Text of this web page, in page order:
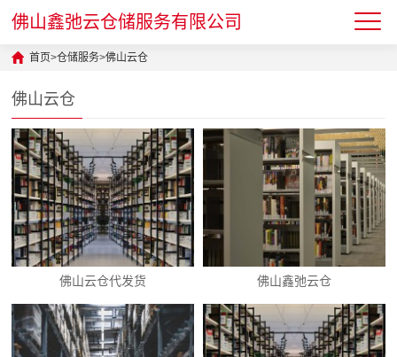
佛山鑫弛云仓储服务有限公司
首页>仓储服务>佛山云仓
佛山云仓
佛山云仓代发货 佛山鑫弛云仓